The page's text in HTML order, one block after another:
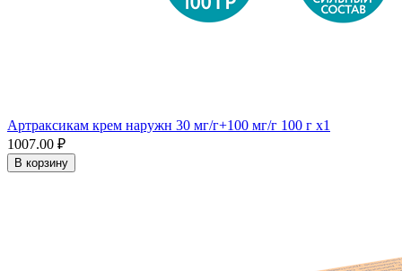
Артраксикам крем наружн 30 мг/г+100 мг/г 100 г x1
1007.00 ₽
В корзину